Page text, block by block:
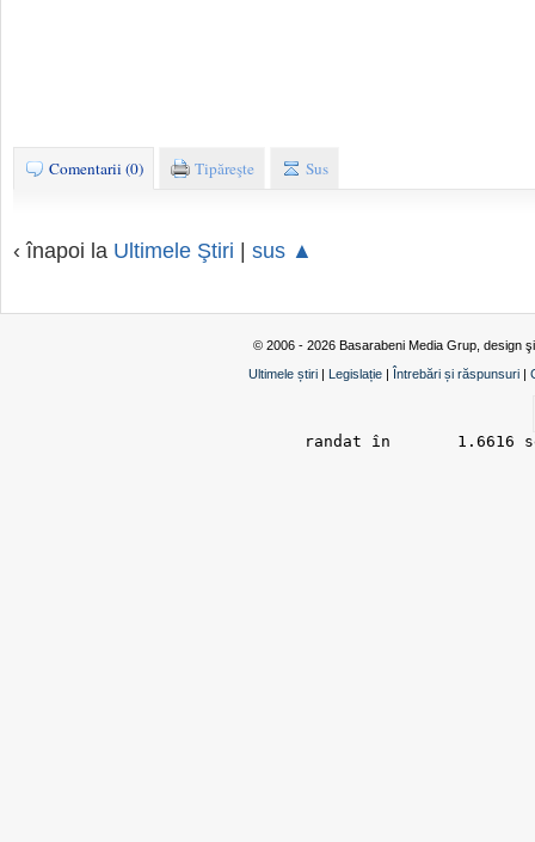
Comentarii (0) Tipăreşte Sus
‹ înapoi la Ultimele Ştiri sus ▲
© 2006 - 2026 Basarabeni Media Grup, design
Ultimele știri | Legislație | Întrebări și răspunsuri |
randat în